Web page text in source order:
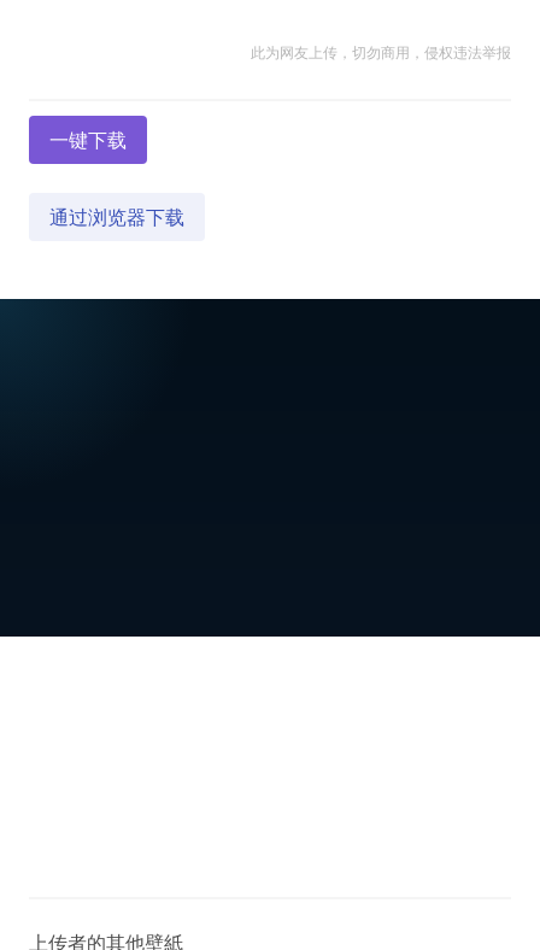
此为网友上传，切勿商用，侵权违法举报
一键下载
通过浏览器下载
上传者的其他壁紙